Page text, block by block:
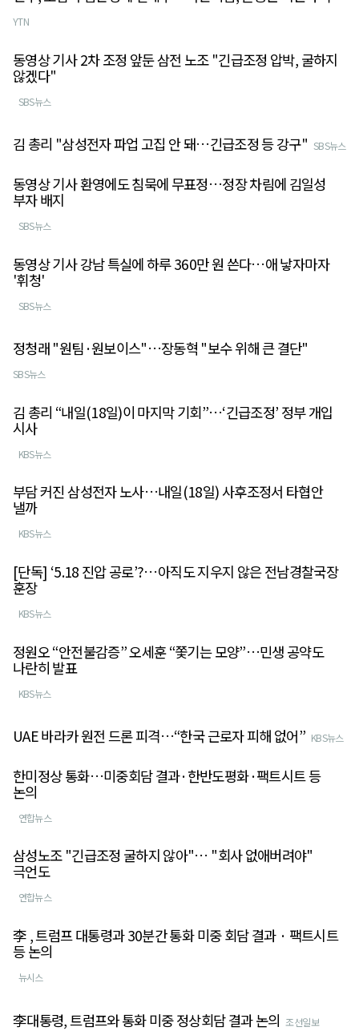
YTN
동영상 기사 2차 조정 앞둔 삼전 노조 "긴급조정 압박, 굴하지
않겠다"
SBS뉴스
김 총리 "삼성전자 파업 고집 안 돼…긴급조정 등 강구" SBS뉴스
동영상 기사 환영에도 침묵에 무표정…정장 차림에 김일성
부자 배지
SBS뉴스
동영상 기사 강남 특실에 하루 360만 원 쓴다…애 낳자마자
'휘청'
SBS뉴스
정청래 "원팀·원보이스"…장동혁 "보수 위해 큰 결단"
SBS뉴스
김 총리 “내일(18일)이 마지막 기회”…‘긴급조정’ 정부 개입
시사
KBS뉴스
부담 커진 삼성전자 노사…내일(18일) 사후조정서 타협안
낼까
KBS뉴스
[단독] ‘5.18 진압 공로’?…아직도 지우지 않은 전남경찰국장
훈장
KBS뉴스
정원오 “안전불감증” 오세훈 “쫓기는 모양”…민생 공약도
나란히 발표
KBS뉴스
UAE 바라카 원전 드론 피격…“한국 근로자 피해 없어” KBS뉴스
한미정상 통화…미중회담 결과·한반도평화·팩트시트 등
논의
연합뉴스
삼성노조 "긴급조정 굴하지 않아"… "회사 없애버려야"
극언도
연합뉴스
李 , 트럼프 대통령과 30분간 통화 미중 회담 결과 · 팩트시트
등 논의
뉴시스
李대통령, 트럼프와 통화 미중 정상회담 결과 논의 조선일보